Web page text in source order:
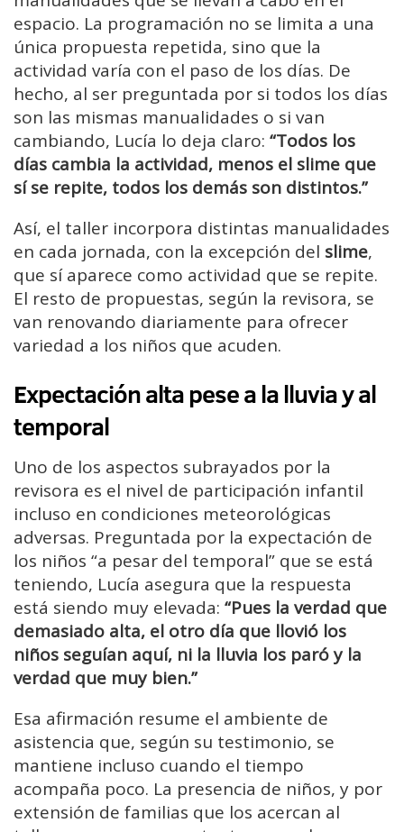
espacio. La programación no se limita a una
única propuesta repetida, sino que la
actividad varía con el paso de los días. De
hecho, al ser preguntada por si todos los días
son las mismas manualidades o si van
cambiando, Lucía lo deja claro: “Todos los
días cambia la actividad, menos el slime que
sí se repite, todos los demás son distintos.”
Así, el taller incorpora distintas manualidades
en cada jornada, con la excepción del slime,
que sí aparece como actividad que se repite.
El resto de propuestas, según la revisora, se
van renovando diariamente para ofrecer
variedad a los niños que acuden.
Expectación alta pese a la lluvia y al
temporal
Uno de los aspectos subrayados por la
revisora es el nivel de participación infantil
incluso en condiciones meteorológicas
adversas. Preguntada por la expectación de
los niños “a pesar del temporal” que se está
teniendo, Lucía asegura que la respuesta
está siendo muy elevada: “Pues la verdad que
demasiado alta, el otro día que llovió los
niños seguían aquí, ni la lluvia los paró y la
verdad que muy bien.”
Esa afirmación resume el ambiente de
asistencia que, según su testimonio, se
mantiene incluso cuando el tiempo
acompaña poco. La presencia de niños, y por
extensión de familias que los acercan al